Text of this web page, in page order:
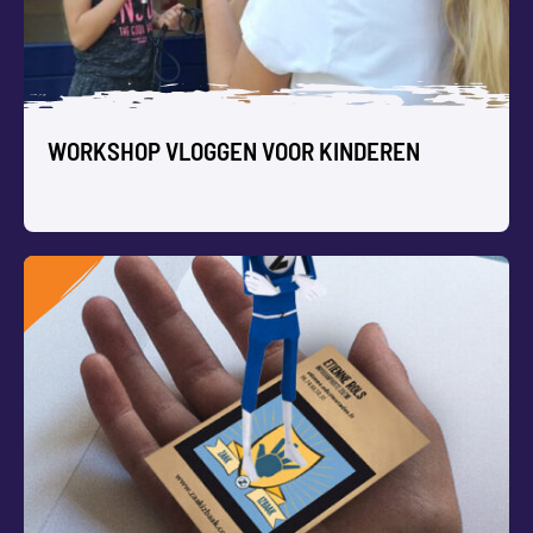
WORKSHOP VLOGGEN VOOR KINDEREN
WORKSHOP VLOGGEN VOOR KINDEREN
Is Vloggen nou echt zo gemakkelijk als het lijkt? Een groep
kinderen gaat zelf filmen en monteren.